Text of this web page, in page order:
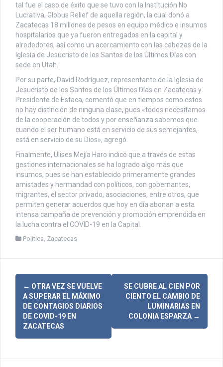
tal fue el caso de éxito que se tuvo con la Institución No
Lucrativa, Globus Relief de aquella región, la cual donó a
Zacatecas 18 millones de pesos en equipo médico e insumos
hospitalarios que ya fueron entregados en la capital y
alrededores, así como un acercamiento con las cabezas de la
Iglesia de Jesucristo de los Santos de los Últimos Días con
sede en Utah.
Por su parte, David Rodríguez, representante de la Iglesia de
Jesucristo de los Santos de los Últimos Días en Zacatecas y
Presidente de Estaca, comentó que en tiempos como estos
no hay distinción de ninguna clase, pues «todos necesitamos
de la cooperación de todos y por enseñanza sabemos que
cuando el ser humano está en servicio de sus semejantes,
está en servicio de su Dios», agregó.
Finalmente, Ulises Mejía Haro indicó que a través de estas
gestiones internacionales se ha logrado algo más que
insumos, pues se han establecido primeramente grandes
amistades y hermandad con políticos, con gobernantes,
migrantes, el sector privado, asociaciones, entre otros, que
permiten generar acuerdos que hoy en día abonan a esta
intensa campaña de prevención y promoción emprendida en
la lucha contra el COVID-19 en la Capital.
Política Zacatecas
N
e
← OTRA VEZ SE VUELVE
A SUPERAR EL MÁXIMO
DE CONTAGIOS DIARIOS
DE COVID-19 EN
ZACATECAS
SE CUBRE AL CIEN POR
CIENTO EL CAMBIO DE
LUMINARIAS EN
COLONIA ESPARZA →